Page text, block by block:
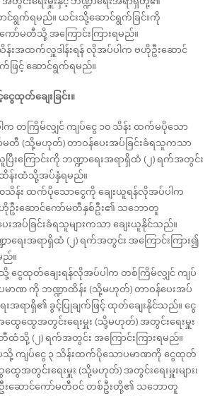
င်ရွက်ရမည်။ ယင်းသို့ဆောင်ရွက်ခြင်းကို
ော်မတီသို့ အကြောင်းကြားရမည်။
းအထက်လှူဒါန်းရန် လိုအပ်ပါက ဗဟိုဦးဆောင်
ြင့် ဆောင်ရွက်ရမည်။
ငွေထုတ်ချေးခြင်း။
က တကြိမ်လျှင် ကျပ်ငွေ ၁၀ သိန်း ထက်မပိုသော
မတီ (သို့မဟုတ်) တာဝန်ပေးအပ်ခြင်းခံရသူကသာ
ပြီးကြောင်းကို ဘဏ္ဍာရေးအရာရှိထံ (၂) ရက်အတွင်း
ထိန်းထံသို့အပ်နှံရမည်။
၀သိန်း ထက်ပိုသောငွေကို ချေးယူရန်လိုအပ်ပါက
ဟိုဦးဆောင်ကော်မတီနှစ်ဦး၏ သဘောတူ
အပ်ခြင်းခံရသူများကသာ ချေးယူနိုင်သည်။
ဍာရေးအရာရှိထံ (၂) ရက်အတွင်း အကြောင်းကြား၍
ည်။
သို့ ငွေထုတ်ချေးရန်လိုအပ်ပါက တစ်ကြိမ်လျှင် ကျပ်
မာဏ ကို ဘဏ္ဍာထိန်း (သို့မဟုတ်) တာဝန်ပေးအပ်
အရာရှိ၏ ခွင့်ပြုချက်ဖြင့် ထုတ်ချေးနိုင်သည်။ ငွေ
အထွေထွေအတွင်းရေးမှူး (သို့မဟုတ်) အတွင်းရေးမှူး
တီထံသို့ (၂) ရက်အတွင်း အကြောင်းကြားရမည်။
ပသို့ ကျပ်ငွေ ၃ သိန်းထက်ပိုသောပမာဏကို ငွေထုတ်
ေအတွင်းရေးမှူး (သို့မဟုတ်) အတွင်းရေးမှူးများ၊
ဦးဆောင်ကော်မတီဝင် တစ်ဦးတို့၏ သဘောတူ